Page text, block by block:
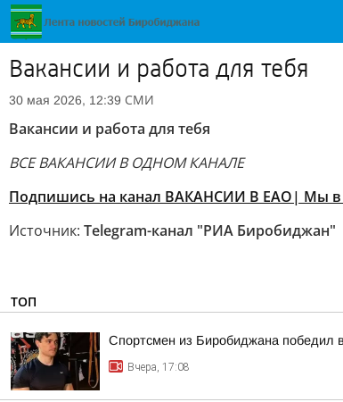
Вакансии и работа для тебя
30 мая 2026, 12:39 СМИ
Вакансии и работа для тебя
ВСЕ ВАКАНСИИ В ОДНОМ КАНАЛЕ
Подпишись на канал ВАКАНСИИ В ЕАО| Мы в
Источник: Telegram-канал "РИА Биробиджан"
ТОП
Спортсмен из Биробиджана победил
Вчера, 17:08